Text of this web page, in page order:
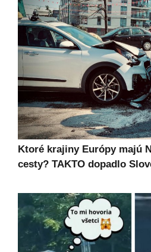
Ktoré krajiny Európy majú
cesty? TAKTO dopadlo